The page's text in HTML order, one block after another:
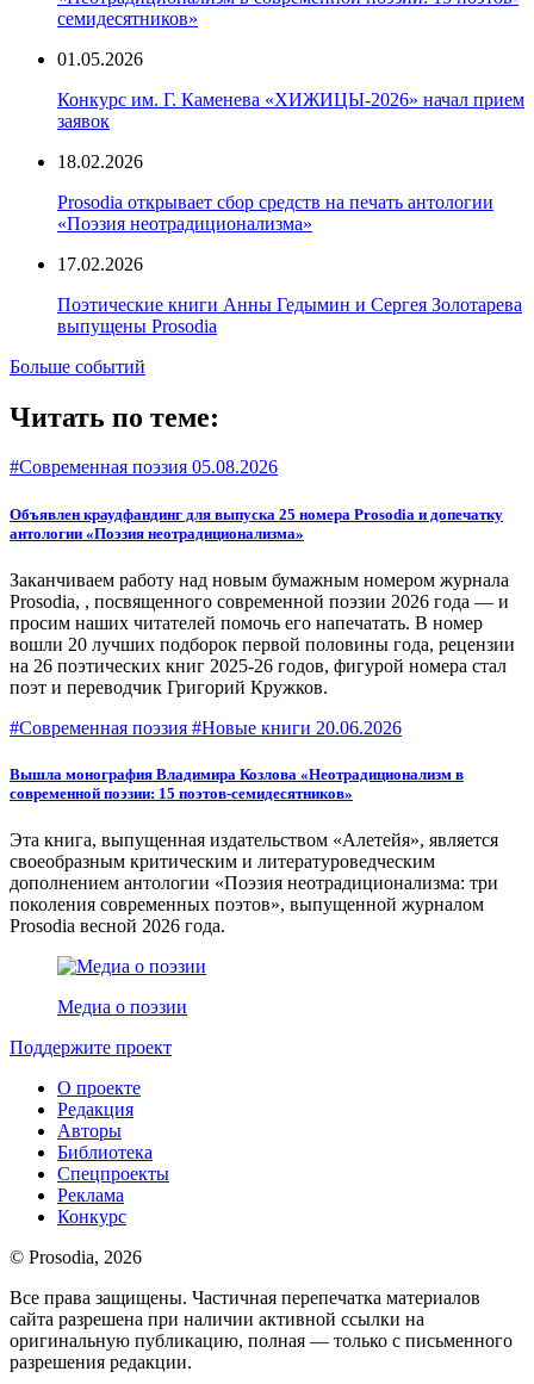
семидесятников»
01.05.2026
Конкурс им. Г. Каменева «ХИЖИЦЫ-2026» начал прием
заявок
18.02.2026
Prosodia открывает сбор средств на печать антологии
«Поэзия неотрадиционализма»
17.02.2026
Поэтические книги Анны Гедымин и Сергея Золотарева
выпущены Prosodia
Больше событий
Читать по теме:
#Современная поэзия 05.08.2026
Объявлен краудфандинг для выпуска 25 номера Prosodia и допечатку
антологии «Поэзия неотрадиционализма»
Заканчиваем работу над новым бумажным номером журнала
Prosodia, , посвященного современной поэзии 2026 года — и
просим наших читателей помочь его напечатать. В номер
вошли 20 лучших подборок первой половины года, рецензии
на 26 поэтических книг 2025-26 годов, фигурой номера стал
поэт и переводчик Григорий Кружков.
#Современная поэзия #Новые книги 20.06.2026
Вышла монография Владимира Козлова «Неотрадиционализм в
современной поэзии: 15 поэтов-семидесятников»
Эта книга, выпущенная издательством «Алетейя», является
своеобразным критическим и литературоведческим
дополнением антологии «Поэзия неотрадиционализма: три
поколения современных поэтов», выпущенной журналом
Prosodia весной 2026 года.
Медиа о поэзии
Поддержите проект
О проекте
Редакция
Авторы
Библиотека
Спецпроекты
Реклама
Конкурс
© Prosodia, 2026
Все права защищены. Частичная перепечатка материалов
сайта разрешена при наличии активной ссылки на
оригинальную публикацию, полная — только с письменного
разрешения редакции.